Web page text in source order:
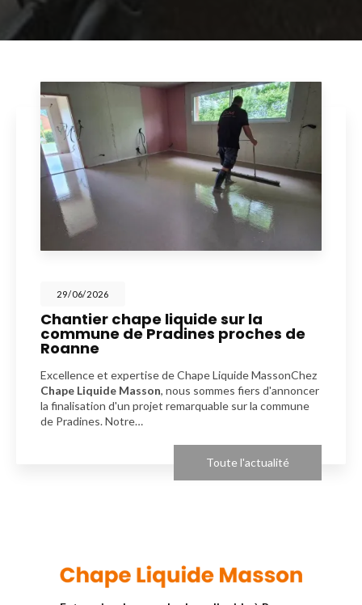
29/06/2026
Chantier chape liquide sur la
commune de Pradines proches de
Roanne
Excellence et expertise de Chape Liquide MassonChez
Chape Liquide Masson, nous sommes fiers d'annoncer
la finalisation d'un projet remarquable sur la commune
de Pradines. Notre…
Toute l'actualité